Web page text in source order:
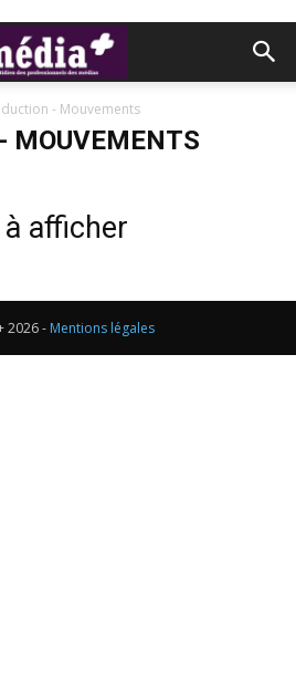
- Mouvements
MOUVEMENTS
afficher
2026 - Mentions légales